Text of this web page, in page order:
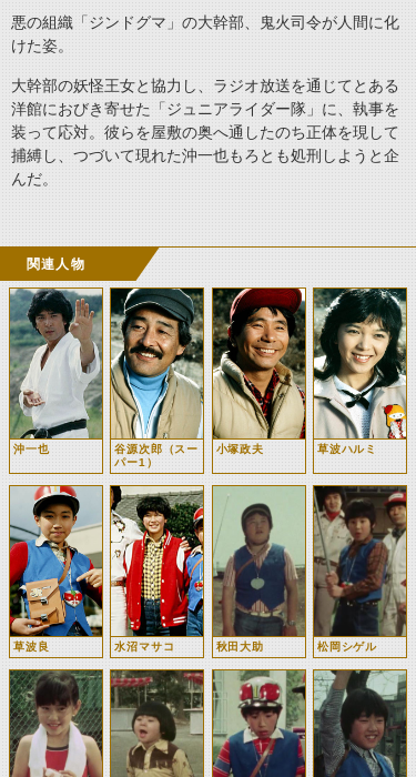
悪の組織「ジンドグマ」の大幹部、鬼火司令が人間に化
けた姿。
大幹部の妖怪王女と協力し、ラジオ放送を通じてとある
洋館におびき寄せた「ジュニアライダー隊」に、執事を
装って応対。彼らを屋敷の奥へ通したのち正体を現して
捕縛し、つづいて現れた沖一也もろとも処刑しようと企
んだ。
関連人物
沖一也
谷源次郎（スー
パー1）
小塚政夫 草波ハルミ
草波良 水沼マサコ 秋田大助 松岡シゲル